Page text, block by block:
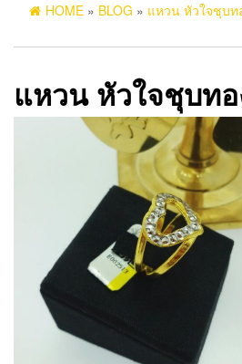
HOME » BLOG » แหวน หัวใจชุบท
แหวน หัวใจชุบท